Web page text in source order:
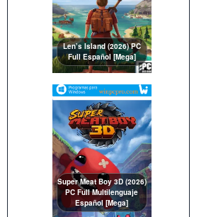
Len’s Island (2026) PC
Full Español [Mega]
Super Meat Boy 3D (2026)
PC Full Multilenguaje
Español [Mega]